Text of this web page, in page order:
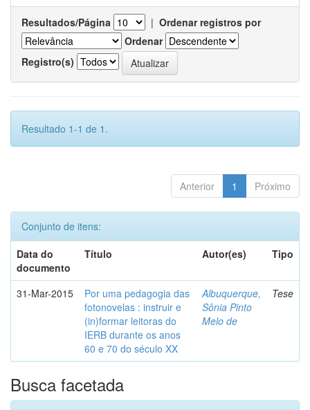
Resultados/Página | Ordenar registros por
Ordenar
Registro(s)
Resultado 1-1 de 1.
Anterior 1 Próximo
Conjunto de itens:
Data do
documento
Título Autor(es) Tipo
31-Mar-2015
Por uma pedagogia das
fotonovelas : instruir e
(in)formar leitoras do
IERB durante os anos
60 e 70 do século XX
Albuquerque,
Sônia Pinto
Melo de
Tese
Busca facetada